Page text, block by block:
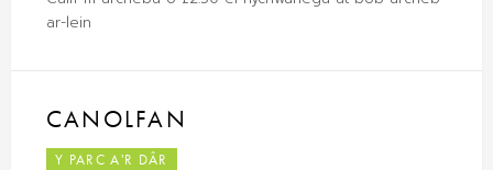
ar-lein
CANOLFAN
Y PARC A'R DÂR